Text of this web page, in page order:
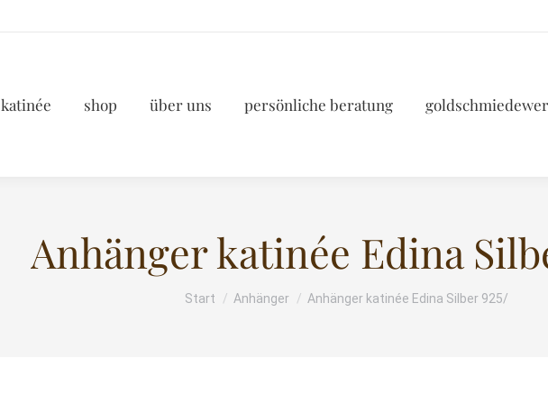
katinée shop über uns persönliche beratung
Anhänger katinée Edina
Sie befinden sich hier:
Start Anhänger Anhänger katinée Edina Silber 925/